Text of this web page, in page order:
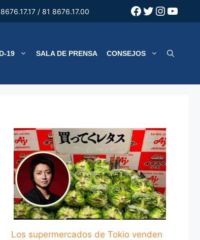
/ 81 8676.17.00 Facebook
Twitter
19 SALA DE PRENSA CONSEJOS
Los supermercados de Tokio venden